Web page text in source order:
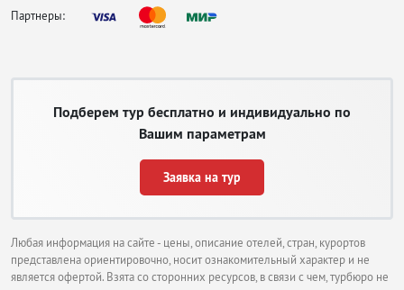
Партнеры:
Подберем тур бесплатно и индивидуально по
Вашим параметрам
Заявка на тур
Любая информация на сайте - цены, описание отелей, стран, курортов
представлена ориентировочно, носит ознакомительный характер и не
является офертой. Взята со сторонних ресурсов, в связи с чем, турбюро не